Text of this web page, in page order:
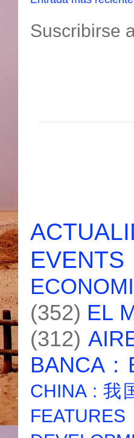
Suscribirse
(352) EL
(312)
BANCA :
CHINA : 我